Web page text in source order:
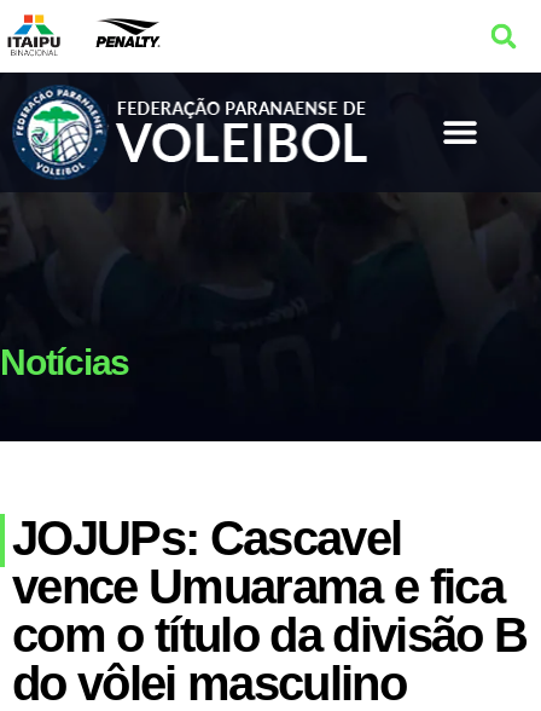
Notícias
JOJUPs: Cascavel
vence Umuarama e fica
com o título da divisão B
do vôlei masculino